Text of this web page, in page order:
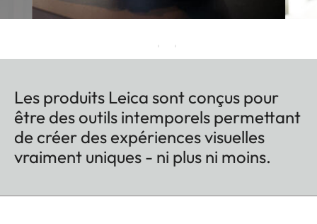
Les produits Leica sont conçus pour
être des outils intemporels permettant
de créer des expériences visuelles
vraiment uniques - ni plus ni moins.